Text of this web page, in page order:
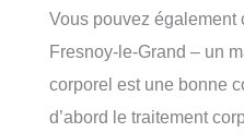
Vous pouvez également
Fresnoy-le-Grand – un
corporel est une bonne
d’abord le traitement